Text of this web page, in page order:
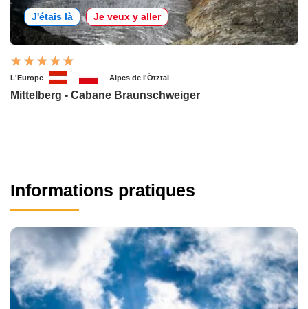
J'étais là Je veux y aller
L'Europe Alpes de l'Ötztal
Mittelberg - Cabane Braunschweiger
Informations pratiques